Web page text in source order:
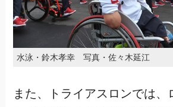
水泳・鈴木孝幸 写真・佐々木延江
また、トライアスロンでは、